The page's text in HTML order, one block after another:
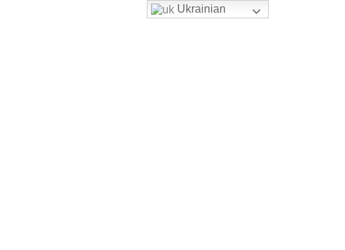
Ukrainian